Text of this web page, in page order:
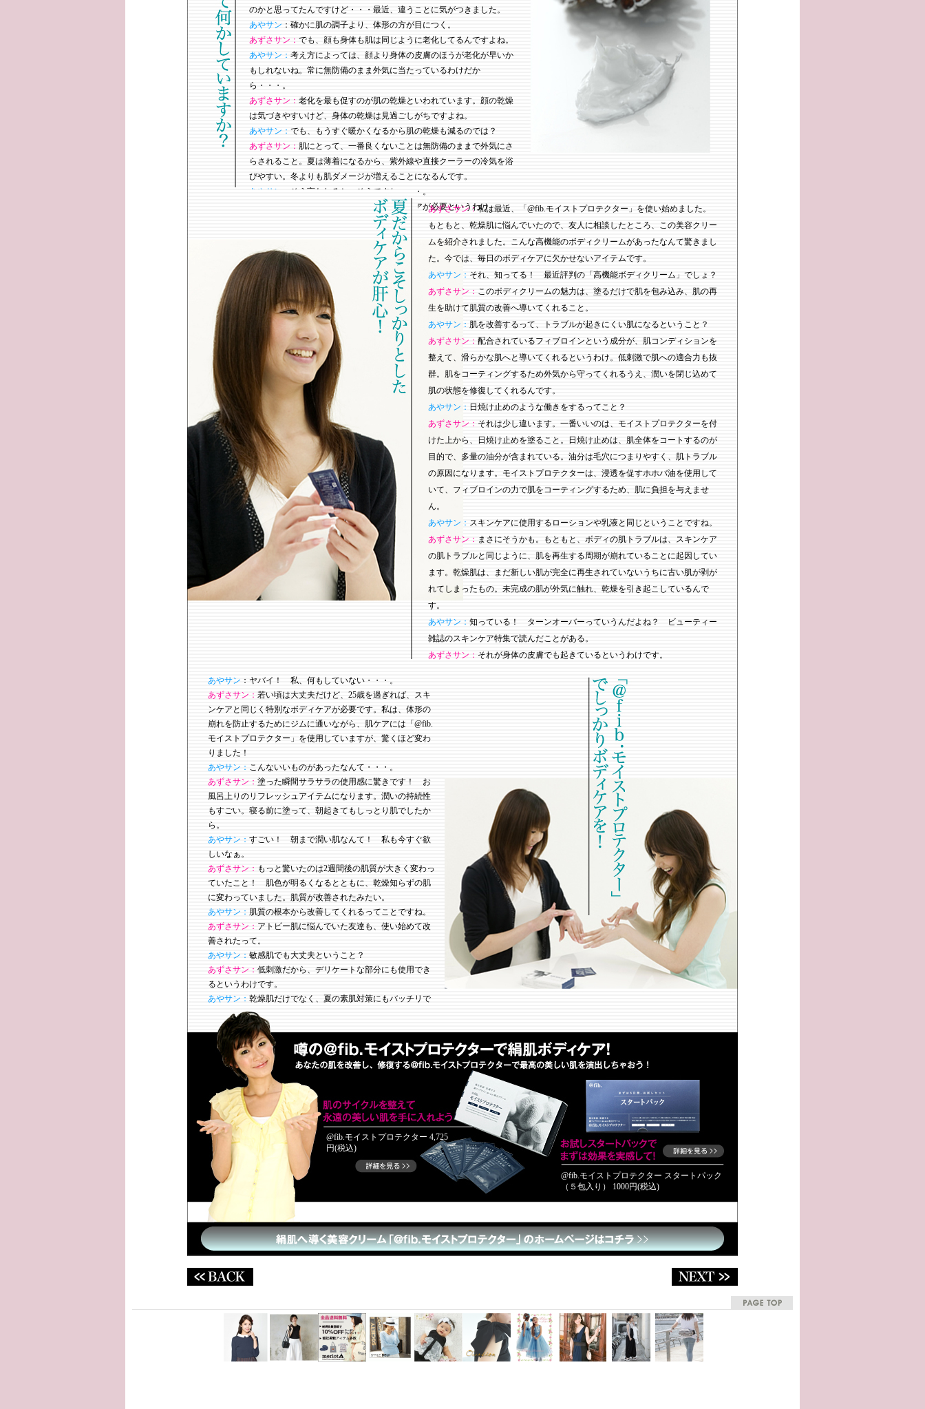
のかと思ってたんですけど・・・最近、違うことに気がつきました。
あやサン ：確かに肌の調子より、体形の方が目につく。
あずさサン： でも、顔も身体も肌は同じように老化してるんですよね。
あやサン： 考え方によっては、顔より身体の皮膚のほうが老化が早いか
もしれないね。常に無防備のまま外気に当たっているわけだか
ら・・・。
あずさサン： 老化を最も促すのが肌の乾燥といわれています。顔の乾燥
は気づきやすいけど、身体の乾燥は見過ごしがちですよね。
あやサン： でも、もうすぐ暖かくなるから肌の乾燥も減るのでは？
あずさサン： 肌にとって、一番良くないことは無防備のままで外気にさ
らされること。夏は薄着になるから、紫外線や直接クーラーの冷気を浴
びやすい。冬よりも肌ダメージが増えることになるんです。
あやサン：
そう言われると、そうですね・・・。
だから夏こそ、特別なボディケアが必要というわけ。
あずさサン：私は最近、「@fib.モイストプロテクター」を使い始めました。
もともと、乾燥肌に悩んでいたので、友人に相談したところ、この美容クリー
ムを紹介されました。こんな高機能のボディクリームがあったなんて驚きまし
た。今では、毎日のボディケアに欠かせないアイテムです。
あやサン： それ、知ってる！ 最近評判の「高機能ボディクリーム」でしょ？
あずさサン： このボディクリームの魅力は、塗るだけで肌を包み込み、肌の再
生を助けて肌質の改善へ導いてくれること。
あやサン： 肌を改善するって、トラブルが起きにくい肌になるということ？
あずさサン： 配合されているフィブロインという成分が、肌コンディションを
整えて、滑らかな肌へと導いてくれるというわけ。低刺激で肌への適合力も抜
群。肌をコーティングするため外気から守ってくれるうえ、潤いを閉じ込めて
肌の状態を修復してくれるんです。
あやサン： 日焼け止めのような働きをするってこと？
あずさサン： それは少し違います。一番いいのは、モイストプロテクターを付
けた上から、日焼け止めを塗ること。日焼け止めは、肌全体をコートするのが
目的で、多量の油分が含まれている。油分は毛穴につまりやすく、肌トラブル
の原因になります。モイストプロテクターは、浸透を促すホホバ油を使用して
いて、フィブロインの力で肌をコーティングするため、肌に負担を与えませ
ん。
あやサン： スキンケアに使用するローションや乳液と同じということですね。
あずさサン： まさにそうかも。もともと、ボディの肌トラブルは、スキンケア
の肌トラブルと同じように、肌を再生する周期が崩れていることに起因してい
ます。乾燥肌は、まだ新しい肌が完全に再生されていないうちに古い肌が剥が
れてしまったもの。未完成の肌が外気に触れ、乾燥を引き起こしているんで
す。
あやサン： 知っている！ ターンオーバーっていうんだよね？ ビューティー
雑誌のスキンケア特集で読んだことがある。
あずさサン： それが身体の皮膚でも起きているというわけです。
あやサン ：ヤバイ！ 私、何もしていない・・・。
あずさサン： 若い頃は大丈夫だけど、25歳を過ぎれば、スキ
ンケアと同じく特別なボディケアが必要です。私は、体形の
崩れを防止するためにジムに通いながら、肌ケアには「@fib.
モイストプロテクター」を使用していますが、驚くほど変わ
りました！
あやサン： こんないいものがあったなんて・・・。
あずさサン： 塗った瞬間サラサラの使用感に驚きです！ お
風呂上りのリフレッシュアイテムになります。潤いの持続性
もすごい。寝る前に塗って、朝起きてもしっとり肌でしたか
ら。
あやサン： すごい！ 朝まで潤い肌なんて！ 私も今すぐ欲
しいなぁ。
あずさサン： もっと驚いたのは2週間後の肌質が大きく変わっ
ていたこと！ 肌色が明るくなるとともに、乾燥知らずの肌
に変わっていました。肌質が改善されたみたい。
あやサン： 肌質の根本から改善してくれるってことですね。
あずさサン： アトピー肌に悩んでいた友達も、使い始めて改
善されたって。
あやサン： 敏感肌でも大丈夫ということ？
あずさサン： 低刺激だから、デリケートな部分にも使用でき
るというわけです。
あやサン： 乾燥肌だけでなく、夏の素肌対策にもバッチリで
すね。
あずさサン：肌を根本から修復してくれる高機能クリームな
んて驚きでしょ？ いつでも携帯できるサイズなのも嬉しい
よね！
@fib.モイストプロテクター 4,725
円(税込)
@fib.モイストプロテクター スタートパック
（５包入り） 1000円(税込)